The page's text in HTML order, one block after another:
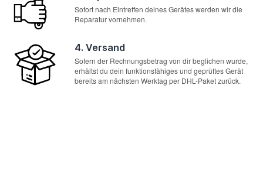
Sofort nach Eintreffen deines Gerätes werden wir die
Reparatur vornehmen.
4. Versand
Sofern der Rechnungsbetrag von dir beglichen wurde,
erhältst du dein funktionsfähiges und geprüftes Gerät
bereits am nächsten Werktag per DHL-Paket zurück.